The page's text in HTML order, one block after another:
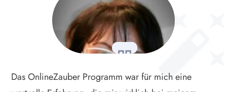
Das OnlineZauber Programm war für mich eine